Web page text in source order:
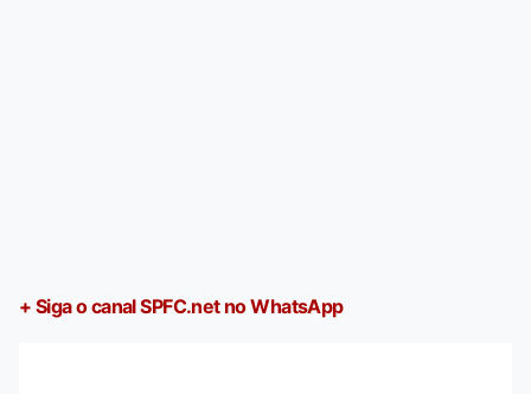
+ Siga o canal SPFC.net no WhatsApp